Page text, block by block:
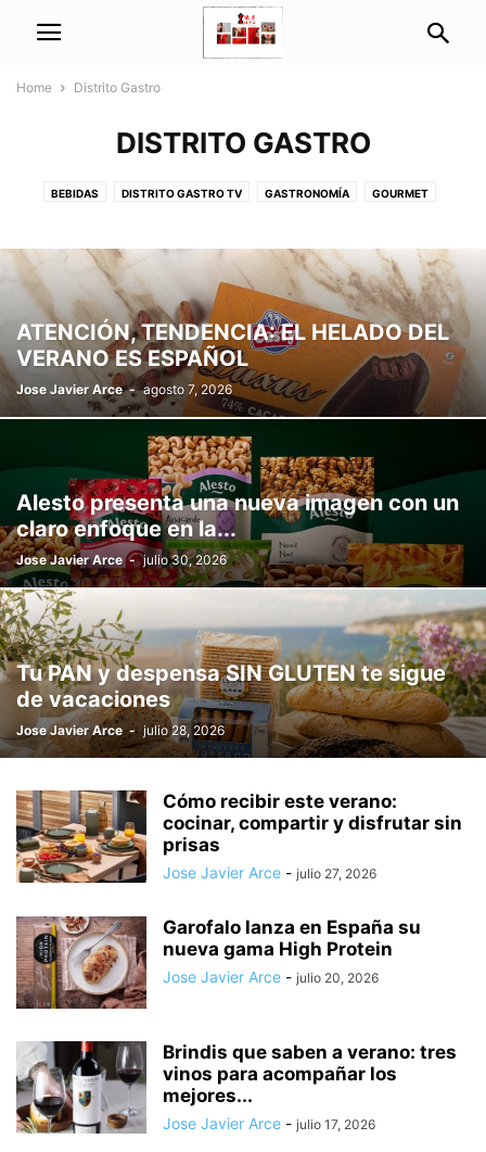
Home Distrito Gastro
DISTRITO GASTRO
BEBIDAS DISTRITO GASTRO TV GASTRONOMÍA GOURMET
ATENCIÓN, TENDENCIA: EL HELADO DEL
VERANO ES ESPAÑOL
Jose Javier Arce - agosto 7, 2026
Alesto presenta una nueva imagen con un
claro enfoque en la...
Jose Javier Arce - julio 30, 2026
Tu PAN y despensa SIN GLUTEN te sigue
de vacaciones
Jose Javier Arce - julio 28, 2026
Cómo recibir este verano:
cocinar, compartir y disfrutar sin
prisas
Jose Javier Arce - julio 27, 2026
Garofalo lanza en España su
nueva gama High Protein
Jose Javier Arce - julio 20, 2026
Brindis que saben a verano: tres
vinos para acompañar los
mejores...
Jose Javier Arce - julio 17, 2026